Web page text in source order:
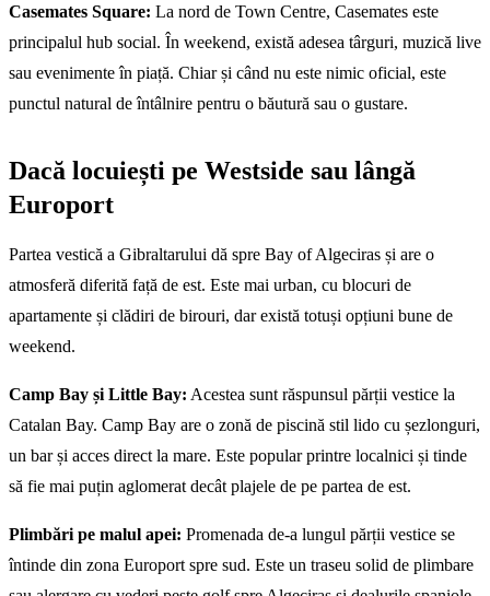
Casemates Square: La nord de Town Centre, Casemates este
principalul hub social. În weekend, există adesea târguri, muzică live
sau evenimente în piață. Chiar și când nu este nimic oficial, este
punctul natural de întâlnire pentru o băutură sau o gustare.
Dacă locuiești pe Westside sau lângă
Europort
Partea vestică a Gibraltarului dă spre Bay of Algeciras și are o
atmosferă diferită față de est. Este mai urban, cu blocuri de
apartamente și clădiri de birouri, dar există totuși opțiuni bune de
weekend.
Camp Bay și Little Bay: Acestea sunt răspunsul părții vestice la
Catalan Bay. Camp Bay are o zonă de piscină stil lido cu șezlonguri,
un bar și acces direct la mare. Este popular printre localnici și tinde
să fie mai puțin aglomerat decât plajele de pe partea de est.
Plimbări pe malul apei: Promenada de-a lungul părții vestice se
întinde din zona Europort spre sud. Este un traseu solid de plimbare